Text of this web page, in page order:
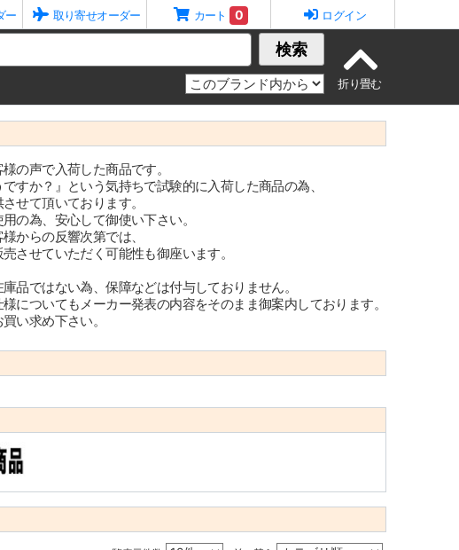
ー 取り寄せオーダー カート 0 ログイン
検索
の声で入荷した商品です。
ですか？』という気持ちで試験的に入荷した商品の為、
せて頂いております。
の為、安心して御使い下さい。
からの反響次第では、
させていただく可能性も御座います。
品ではない為、保障などは付与しておりません。
についてもメーカー発表の内容をそのまま御案内しております。
い求め下さい。